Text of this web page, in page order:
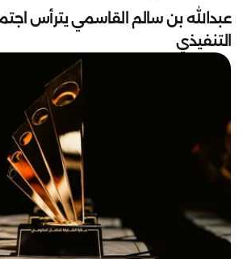
عبدالله بن سالم القاسمي يترأس
التنفيذي